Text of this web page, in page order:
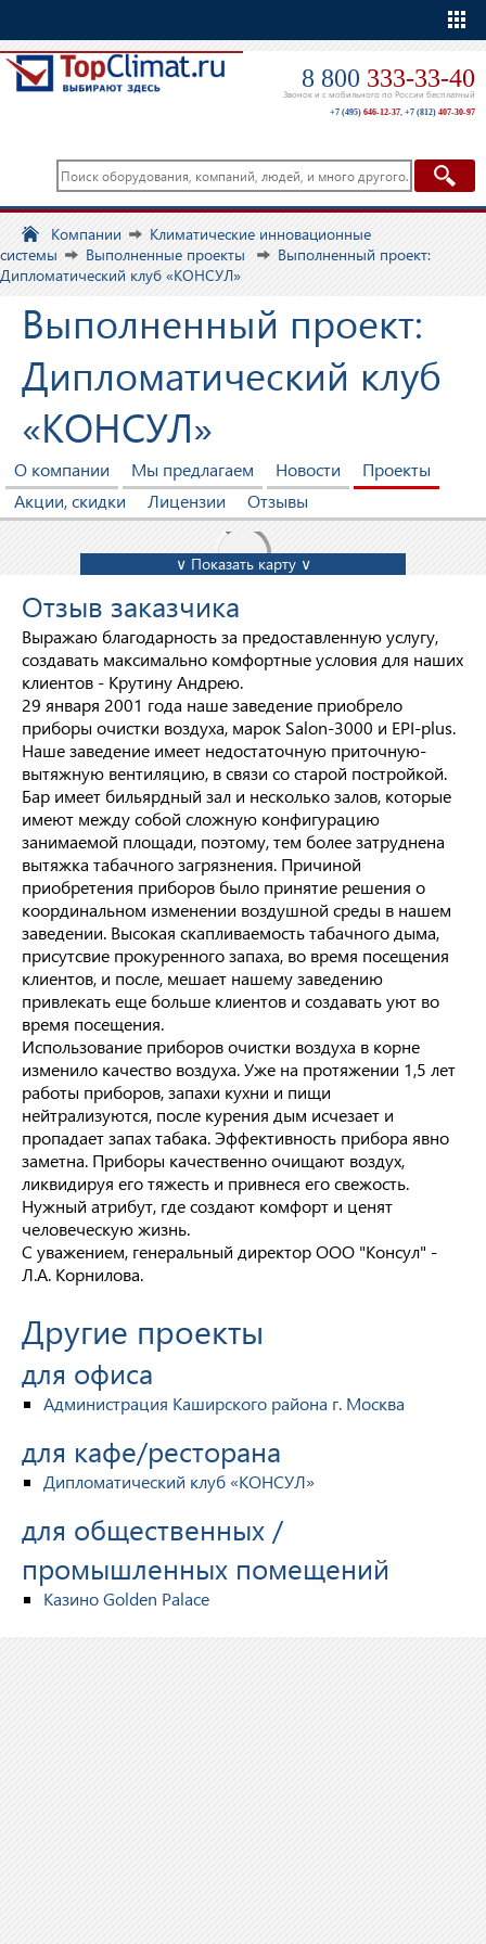
8 800 333-33-40
Звонок и с мобильного по России бесплатный
+7 (495) 646-12-37, +7 (812) 407-30-97
Компании
Климатические инновационные
системы
Выполненные проекты
Выполненный проект:
Дипломатический клуб «КОНСУЛ»
Выполненный проект:
Дипломатический клуб
«КОНСУЛ»
О компании Мы предлагаем Новости
Проекты
Акции, скидки
Лицензии Отзывы
∨ Показать карту ∨
Отзыв заказчика
Выражаю благодарность за предоставленную услугу,
создавать максимально комфортные условия для наших
клиентов - Крутину Андрею.
29 января 2001 года наше заведение приобрело
приборы очистки воздуха, марок Salon-3000 и EPI-plus.
Наше заведение имеет недостаточную приточную-
вытяжную вентиляцию, в связи со старой постройкой.
Бар имеет бильярдный зал и несколько залов, которые
имеют между собой сложную конфигурацию
занимаемой площади, поэтому, тем более затруднена
вытяжка табачного загрязнения. Причиной
приобретения приборов было принятие решения о
координальном изменении воздушной среды в нашем
заведении. Высокая скапливаемость табачного дыма,
присутсвие прокуренного запаха, во время посещения
клиентов, и после, мешает нашему заведению
привлекать еще больше клиентов и создавать уют во
время посещения.
Использование приборов очистки воздуха в корне
изменило качество воздуха. Уже на протяжении 1,5 лет
работы приборов, запахи кухни и пищи
нейтрализуются, после курения дым исчезает и
пропадает запах табака. Эффективность прибора явно
заметна. Приборы качественно очищают воздух,
ликвидируя его тяжесть и привнеся его свежость.
Нужный атрибут, где создают комфорт и ценят
человеческую жизнь.
С уважением, генеральный директор ООО "Консул" -
Л.А. Корнилова.
Другие проекты
для офиса
Администрация Каширского района г. Москва
для кафе/ресторана
Дипломатический клуб «КОНСУЛ»
для общественных /
промышленных помещений
Казино Golden Palace